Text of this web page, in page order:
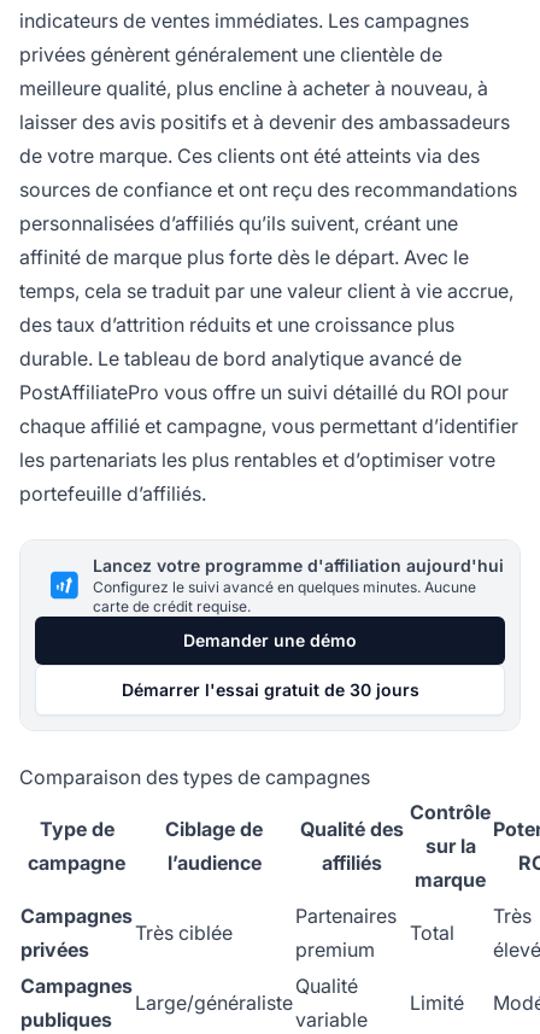
indicateurs de ventes immédiates. Les campagnes
privées génèrent généralement une clientèle de
meilleure qualité, plus encline à acheter à nouveau, à
laisser des avis positifs et à devenir des ambassadeurs
de votre marque. Ces clients ont été atteints via des
sources de confiance et ont reçu des recommandations
personnalisées d’affiliés qu’ils suivent, créant une
affinité de marque plus forte dès le départ. Avec le
temps, cela se traduit par une valeur client à vie accrue,
des taux d’attrition réduits et une croissance plus
durable. Le tableau de bord analytique avancé de
PostAffiliatePro vous offre un suivi détaillé du ROI pour
chaque affilié et campagne, vous permettant d’identifier
les partenariats les plus rentables et d’optimiser votre
portefeuille d’affiliés.
Lancez votre programme d'affiliation aujourd'hui
Configurez le suivi avancé en quelques minutes. Aucune
carte de crédit requise.
Demander une démo
Démarrer l'essai gratuit de 30 jours
Comparaison des types de campagnes
Type de
campagne
Ciblage de
l’audience
Qualité des
affiliés
Contrôle
sur la
marque
Campagnes
privées
Très ciblée
Partenaires
premium
Total
Très
élevé
Campagnes
publiques
Large/généraliste
Qualité
variable
Limité